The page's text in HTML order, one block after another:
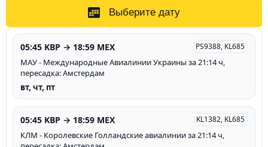
Выберите дату
05:45 KBP → 18:59 MEX PS9388, KL685
МАУ - Международные Авиалинии Украины за 21:14 ч,
пересадка: Амстердам
вт, чт, пт
05:45 KBP → 18:59 MEX KL1382, KL685
КЛМ - Королевские Голландские авиалинии за 21:14 ч,